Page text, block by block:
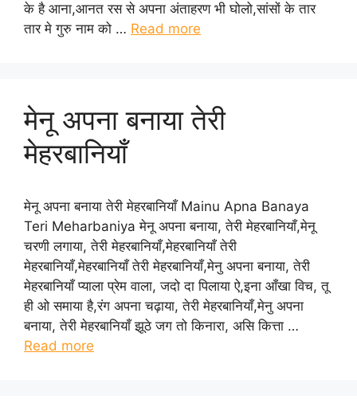
के है आना,आनत रस से अपना अंताहरण भी घोलो,सांसों के तार
तार मे गुरु नाम को … Read more
मेनू अपना बनाया तेरी
मेहरबानियाँ
मेनू अपना बनाया तेरी मेहरबानियाँ Mainu Apna Banaya
Teri Meharbaniya मेनू अपना बनाया, तेरी मेहरबानियाँ,मेनू
चरणी लगाया, तेरी मेहरबानियाँ,मेहरबानियाँ तेरी
मेहरबानियाँ,मेहरबानियाँ तेरी मेहरबानियाँ,मेनु अपना बनाया, तेरी
मेहरबानियाँ प्याला प्रेम वाला, जदो दा पिलाया ऐ,इना आँखा विच, तू
ही ओ समाया है,रंग अपना चढ़ाया, तेरी मेहरबानियाँ,मेनु अपना
बनाया, तेरी मेहरबानियाँ झूठे जग तो किनारा, असि कित्ता …
Read more